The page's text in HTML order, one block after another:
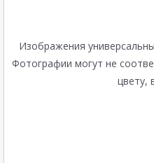
Изображения
Фотографии могут не
цвету,